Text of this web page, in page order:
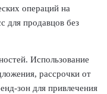
операций на
для продавцов без
Использование
рассрочки от
зон для привлечения